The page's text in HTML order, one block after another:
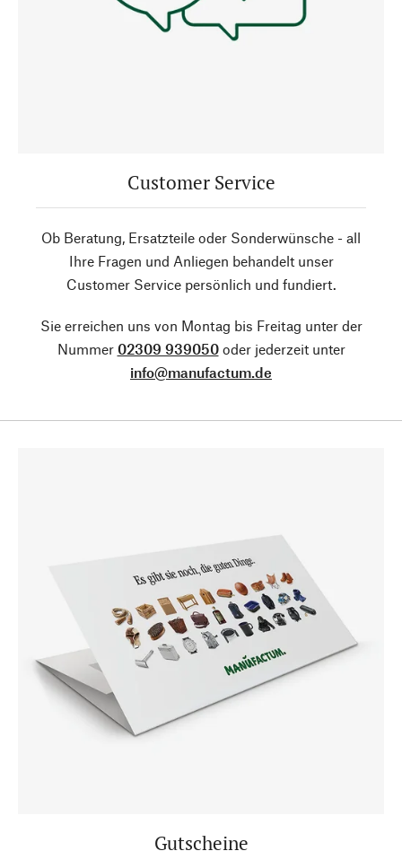
Customer Service
Ob Beratung, Ersatzteile oder Sonderwünsche - all
Ihre Fragen und Anliegen behandelt unser
Customer Service persönlich und fundiert.
Sie erreichen uns von Montag bis Freitag unter der
Nummer 02309 939050oder jederzeit unter
info@manufactum.de
Gutscheine